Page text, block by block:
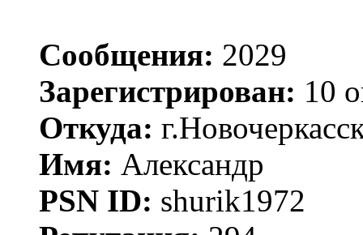
Сообщения: 2029
Зарегистрирован: 10
Откуда:
Имя: Александр
PSN ID: shurik1972